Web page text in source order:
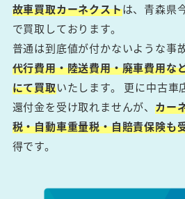
故車買取カーネクストは、青森県
で買取しております。
普通は到底値が付かないような事
代行費用・陸送費用・廃車費用な
にて買取いたします。 更に中古車
還付金を受け取れませんが、カー
税・自動車重量税・自賠責保険も
得です。